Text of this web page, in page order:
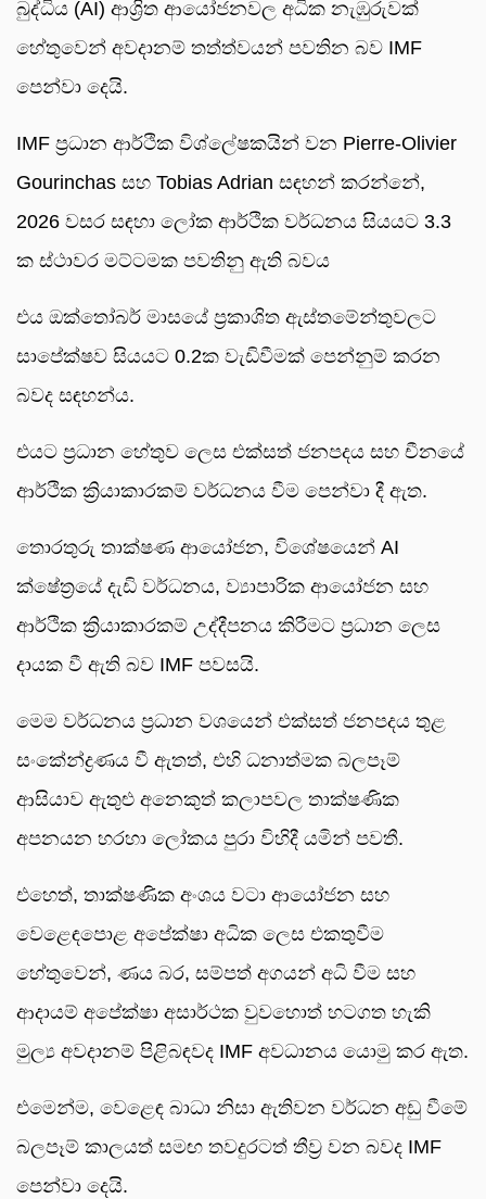
බුද්ධිය (AI) ආශ්‍රිත ආයෝජනවල අධික නැඹුරුවක්
හේතුවෙන් අවදානම් තත්ත්වයන් පවතින බව IMF
පෙන්වා දෙයි.
IMF ප්‍රධාන ආර්ථික විශ්ලේෂකයින් වන Pierre-Olivier
Gourinchas සහ Tobias Adrian සඳහන් කරන්නේ,
2026 වසර සඳහා ලෝක ආර්ථික වර්ධනය සියයට 3.3
ක ස්ථාවර මට්ටමක පවතිනු ඇති බවය
එය ඔක්තෝබර් මාසයේ ප්‍රකාශිත ඇස්තමේන්තුවලට
සාපේක්ෂව සියයට 0.2ක වැඩිවීමක් පෙන්නුම් කරන
බවද සඳහන්ය.
එයට ප්‍රධාන හේතුව ලෙස එක්සත් ජනපදය සහ චීනයේ
ආර්ථික ක්‍රියාකාරකම් වර්ධනය වීම පෙන්වා දී ඇත.
තොරතුරු තාක්ෂණ ආයෝජන, විශේෂයෙන් AI
ක්ෂේත්‍රයේ දැඩි වර්ධනය, ව්‍යාපාරික ආයෝජන සහ
ආර්ථික ක්‍රියාකාරකම් උද්දීපනය කිරීමට ප්‍රධාන ලෙස
දායක වී ඇති බව IMF පවසයි.
මෙම වර්ධනය ප්‍රධාන වශයෙන් එක්සත් ජනපදය තුළ
සංකේන්ද්‍රණය වී ඇතත්, එහි ධනාත්මක බලපෑම්
ආසියාව ඇතුළු අනෙකුත් කලාපවල තාක්ෂණික
අපනයන හරහා ලෝකය පුරා විහිදී යමින් පවතී.
එහෙත්, තාක්ෂණික අංශය වටා ආයෝජන සහ
වෙළෙඳපොළ අපේක්ෂා අධික ලෙස එකතුවීම
හේතුවෙන්, ණය බර, සම්පත් අගයන් අධි වීම සහ
ආදායම් අපේක්ෂා අසාර්ථක වුවහොත් හටගත හැකි
මුල්‍ය අවදානම් පිළිබඳවද IMF අවධානය යොමු කර ඇත.
එමෙන්ම, වෙළෙඳ බාධා නිසා ඇතිවන වර්ධන අඩු වීමේ
බලපෑම් කාලයත් සමඟ තවදුරටත් තීව්‍ර වන බවද IMF
පෙන්වා දෙයි.